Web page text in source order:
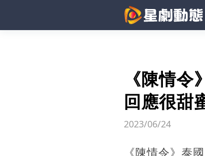
《陳情
回應很甜
2023/06/24
《陳情令》泰